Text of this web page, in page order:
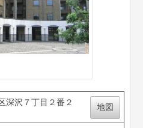
深沢７丁目２番２
地図